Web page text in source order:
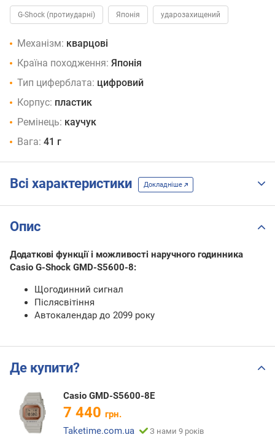
G-Shock (протиударні) Японія ударозахищений
Механізм: кварцові
Країна походження: Японія
Тип циферблата: цифровий
Корпус: пластик
Ремінець: каучук
Вага: 41 г
Всі характеристики Докладніше
Опис
Додаткові функції і можливості наручного годинника
Casio G-Shock GMD-S5600-8:
Щогодинний сигнал
Післясвітіння
Автокалендар до 2099 року
Де купити?
Casio GMD-S5600-8E
7 440 грн.
Taketime.com.ua
З нами 9 років